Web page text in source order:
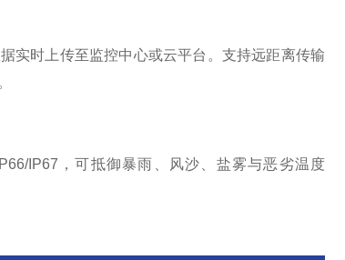
时上传至监控中心或云平台。支持远距离传输
IP67，可抵御暴雨、风沙、盐雾与恶劣温度